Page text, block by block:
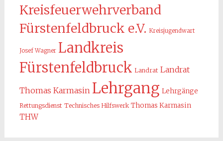
Kreisfeuerwehrverband
Fürstenfeldbruck e.V. Kreisjugendwart
Josef Wagner Landkreis
Fürstenfeldbruck Landrat Landrat
Thomas Karmasin Lehrgang Lehrgänge
Rettungsdienst Technisches Hilfswerk Thomas Karmasin
THW